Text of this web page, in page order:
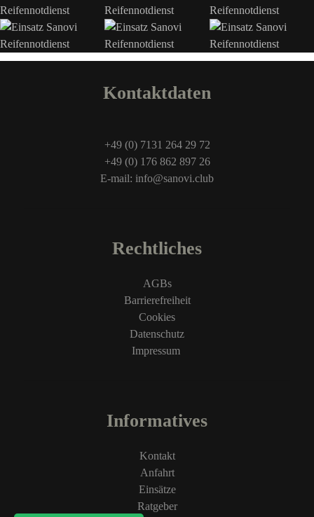
Kontaktdaten
+49 (0) 7131 264 29 72
+49 (0) 176 862 897 26
E-mail: info@sanovi.club
Rechtliches
AGBs
Barrierefreiheit
Cookies
Datenschutz
Impressum
Informatives
Kontakt
Anfahrt
Einsätze
Ratgeber